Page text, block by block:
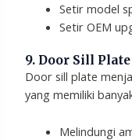
Setir model
Setir OEM
9. Door Sill Plate
Door sill plate
yang memiliki
Melindungi